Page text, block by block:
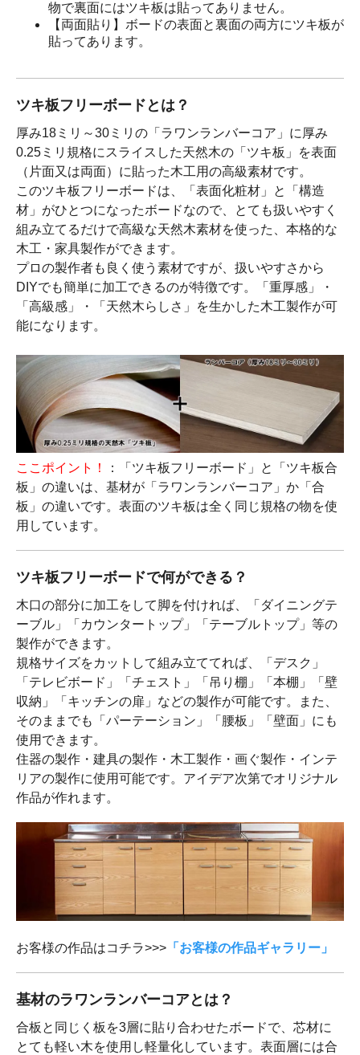
物で裏面にはツキ板は貼ってありません。
【両面貼り】ボードの表面と裏面の両方にツキ板が
貼ってあります。
ツキ板フリーボードとは？
厚み18ミリ～30ミリの「ラワンランバーコア」に厚み
0.25ミリ規格にスライスした天然木の「ツキ板」を表面
（片面又は両面）に貼った木工用の高級素材です。
このツキ板フリーボードは、「表面化粧材」と「構造
材」がひとつになったボードなので、とても扱いやすく
組み立てるだけで高級な天然木素材を使った、本格的な
木工・家具製作ができます。
プロの製作者も良く使う素材ですが、扱いやすさから
DIYでも簡単に加工できるのが特徴です。「重厚感」・
「高級感」・「天然木らしさ」を生かした木工製作が可
能になります。
ここポイント！
：「ツキ板フリーボード」と「ツキ板合
板」の違いは、基材が「ラワンランバーコア」か「合
板」の違いです。表面のツキ板は全く同じ規格の物を使
用しています。
ツキ板フリーボードで何ができる？
木口の部分に加工をして脚を付ければ、「ダイニングテ
ーブル」「カウンタートップ」「テーブルトップ」等の
製作ができます。
規格サイズをカットして組み立ててれば、「デスク」
「テレビボード」「チェスト」「吊り棚」「本棚」「壁
収納」「キッチンの扉」などの製作が可能です。また、
そのままでも「パーテーション」「腰板」「壁面」にも
使用できます。
住器の製作・建具の製作・木工製作・画ぐ製作・インテ
リアの製作に使用可能です。アイデア次第でオリジナル
作品が作れます。
お客様の作品はコチラ>>> 「お客様の作品ギャラリー」
基材のラワンランバーコアとは？
合板と同じく板を3層に貼り合わせたボードで、芯材に
とても軽い木を使用し軽量化しています。表面層には合